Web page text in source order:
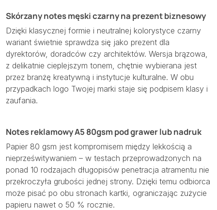
Skórzany notes męski czarny na prezent biznesowy
Dzięki klasycznej formie i neutralnej kolorystyce czarny
wariant świetnie sprawdza się jako prezent dla
dyrektorów, doradców czy architektów. Wersja brązowa,
z delikatnie cieplejszym tonem, chętnie wybierana jest
przez branżę kreatywną i instytucje kulturalne. W obu
przypadkach logo Twojej marki staje się podpisem klasy i
zaufania.
Notes reklamowy A5 80gsm pod grawer lub nadruk
Papier 80 gsm jest kompromisem między lekkością a
nieprześwitywaniem – w testach przeprowadzonych na
ponad 10 rodzajach długopisów penetracja atramentu nie
przekroczyła grubości jednej strony. Dzięki temu odbiorca
może pisać po obu stronach kartki, ograniczając zużycie
papieru nawet o 50 % rocznie.